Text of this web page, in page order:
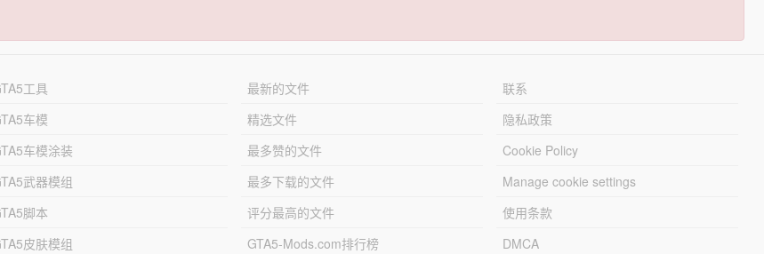
工具
车模
车模涂装
武器模组
脚本
皮肤模组
最新的文件
精选文件
最多赞的文件
最多下载的文件
评分最高的文件
GTA5-Mods.com排行榜
联系
隐私政策
Cookie Policy
Manage cookie settings
使用条款
DMCA